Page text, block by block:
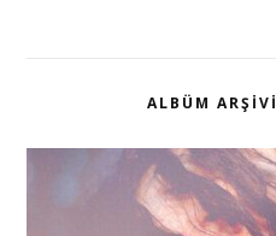
ALBÜM ARŞIVI